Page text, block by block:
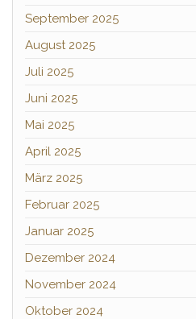
September 2025
August 2025
Juli 2025
Juni 2025
Mai 2025
April 2025
März 2025
Februar 2025
Januar 2025
Dezember 2024
November 2024
Oktober 2024